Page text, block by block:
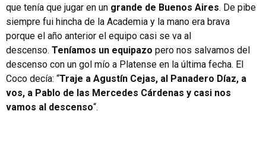
que tenía que jugar en un grande de Buenos Aires. De pibe
siempre fui hincha de la Academia y la mano era brava
porque el año anterior el equipo casi se va al
descenso. Teníamos un equipazo pero nos salvamos del
descenso con un gol mío a Platense en la última fecha. El
Coco decía: “Traje a Agustín Cejas, al Panadero Díaz, a
vos, a Pablo de las Mercedes Cárdenas y casi nos
vamos al descenso“.